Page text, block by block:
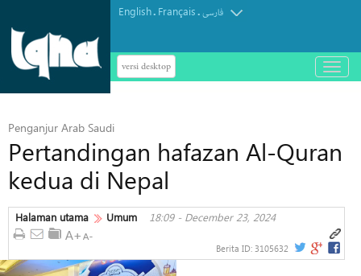
English. Français.فارسی
versi desktop
باز
و
Penganjur Arab Saudi
Pertandingan hafazan Al-Quran
kedua di Nepal
Halaman utama Umum 18:09 - December 23, 2024
Berita ID: 3105632